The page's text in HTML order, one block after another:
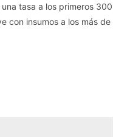
tasa a los primeros 300
con insumos a los más de